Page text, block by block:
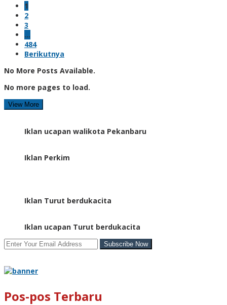
1
2
3
…
484
Berikutnya
No More Posts Available.
No more pages to load.
View More
Iklan ucapan walikota Pekanbaru
Iklan Perkim
Iklan Turut berdukacita
Iklan ucapan Turut berdukacita
Pos-pos Terbaru